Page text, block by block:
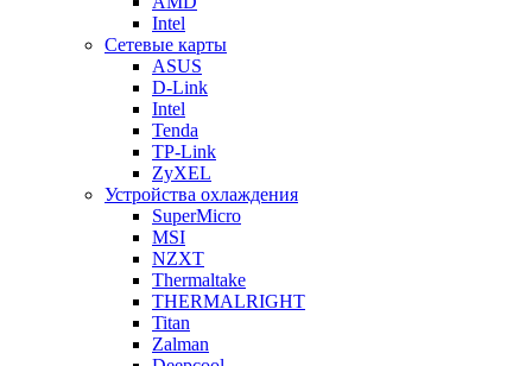
Intel
Сетевые карты
ASUS
D-Link
Intel
Tenda
TP-Link
ZyXEL
Устройства охлаждения
SuperMicro
MSI
NZXT
Thermaltake
THERMALRIGHT
Titan
Zalman